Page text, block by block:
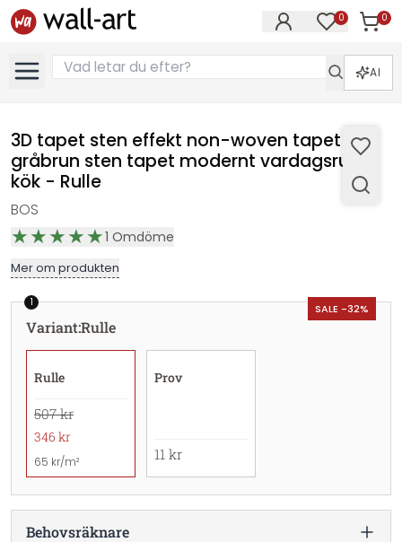
0 0
AI
3D tapet sten effekt non-woven tapet
gråbrun sten tapet modernt vardagsrum
kök - Rulle
BOS
1 Omdöme
Mer om produkten
SALE -32%
1
Variant:Rulle
Rulle
507 kr
346 kr
65 kr/m²
Prov
11 kr
Behovsräknare